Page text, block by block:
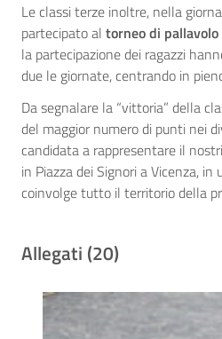
Le classi terze inoltre, nella
partecipato al torneo di
la partecipazione dei ragazzi
due le giornate, centrando in
Da segnalare la “vittoria” della
del maggior numero di punti nei
candidata a rappresentare il
in Piazza dei Signori a Vicenza,
coinvolge tutto il territorio della
Allegati (20)